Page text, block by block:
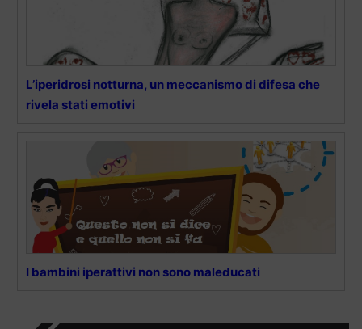
L’iperidrosi notturna, un meccanismo di difesa che
rivela stati emotivi
I bambini iperattivi non sono maleducati